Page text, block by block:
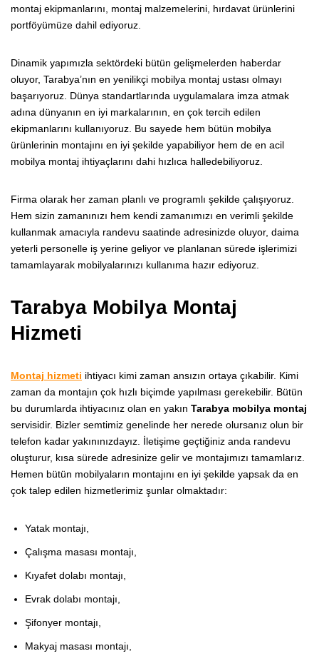
montaj ekipmanlarını, montaj malzemelerini, hırdavat ürünlerini
portföyümüze dahil ediyoruz.
Dinamik yapımızla sektördeki bütün gelişmelerden haberdar
oluyor, Tarabya’nın en yenilikçi mobilya montaj ustası olmayı
başarıyoruz. Dünya standartlarında uygulamalara imza atmak
adına dünyanın en iyi markalarının, en çok tercih edilen
ekipmanlarını kullanıyoruz. Bu sayede hem bütün mobilya
ürünlerinin montajını en iyi şekilde yapabiliyor hem de en acil
mobilya montaj ihtiyaçlarını dahi hızlıca halledebiliyoruz.
Firma olarak her zaman planlı ve programlı şekilde çalışıyoruz.
Hem sizin zamanınızı hem kendi zamanımızı en verimli şekilde
kullanmak amacıyla randevu saatinde adresinizde oluyor, daima
yeterli personelle iş yerine geliyor ve planlanan sürede işlerimizi
tamamlayarak mobilyalarınızı kullanıma hazır ediyoruz.
Tarabya Mobilya Montaj
Hizmeti
Montaj hizmeti ihtiyacı kimi zaman ansızın ortaya çıkabilir. Kimi
zaman da montajın çok hızlı biçimde yapılması gerekebilir. Bütün
bu durumlarda ihtiyacınız olan en yakın Tarabya mobilya montaj
servisidir. Bizler semtimiz genelinde her nerede olursanız olun bir
telefon kadar yakınınızdayız. İletişime geçtiğiniz anda randevu
oluşturur, kısa sürede adresinize gelir ve montajımızı tamamlarız.
Hemen bütün mobilyaların montajını en iyi şekilde yapsak da en
çok talep edilen hizmetlerimiz şunlar olmaktadır:
Yatak montajı,
Çalışma masası montajı,
Kıyafet dolabı montajı,
Evrak dolabı montajı,
Şifonyer montajı,
Makyaj masası montajı,